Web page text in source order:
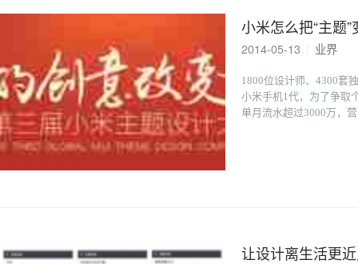
小米怎么把“主题
2014-05-13 业界
1800位设计师、4300套
小米手机1代，为了争取
单月流水超过3000万，
让设计离生活更